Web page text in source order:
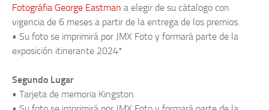
Fotográfia George Eastman a elegir de su cátalogo con
vigencia de 6 meses a partir de la entrega de los premios.
• Su foto se imprimirá por JMX Foto y formará parte de la
exposición itinerante 2024*
Segundo Lugar
• Tarjeta de memoria Kingston